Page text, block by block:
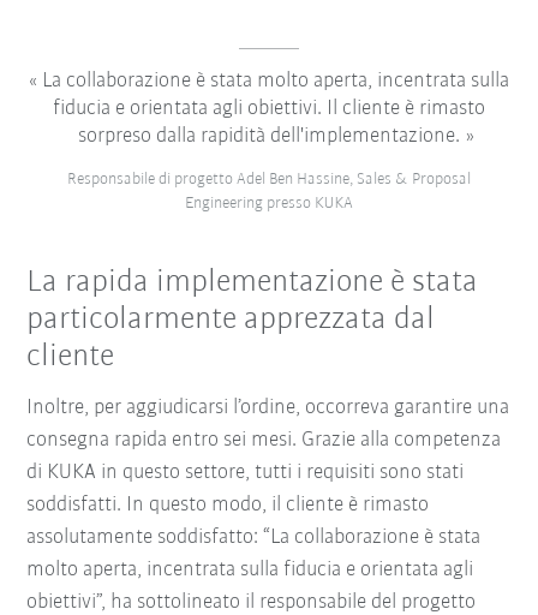
La collaborazione è stata molto aperta, incentrata sulla
fiducia e orientata agli obiettivi. Il cliente è rimasto
sorpreso dalla rapidità dell'implementazione.
Responsabile di progetto Adel Ben Hassine, Sales & Proposal
Engineering presso KUKA
La rapida implementazione è stata
particolarmente apprezzata dal
cliente
Inoltre, per aggiudicarsi l’ordine, occorreva garantire una
consegna rapida entro sei mesi. Grazie alla competenza
di KUKA in questo settore, tutti i requisiti sono stati
soddisfatti. In questo modo, il cliente è rimasto
assolutamente soddisfatto: “La collaborazione è stata
molto aperta, incentrata sulla fiducia e orientata agli
obiettivi”, ha sottolineato il responsabile del progetto